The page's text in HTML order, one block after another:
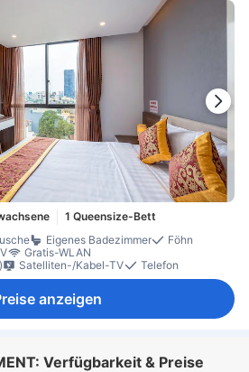
1 Queensize-Bett
Eigenes Badezimmer
Föhn
Gratis-WLAN
Satelliten-/Kabel-TV Telefon
anzeigen
Verfügbarkeit & Preise